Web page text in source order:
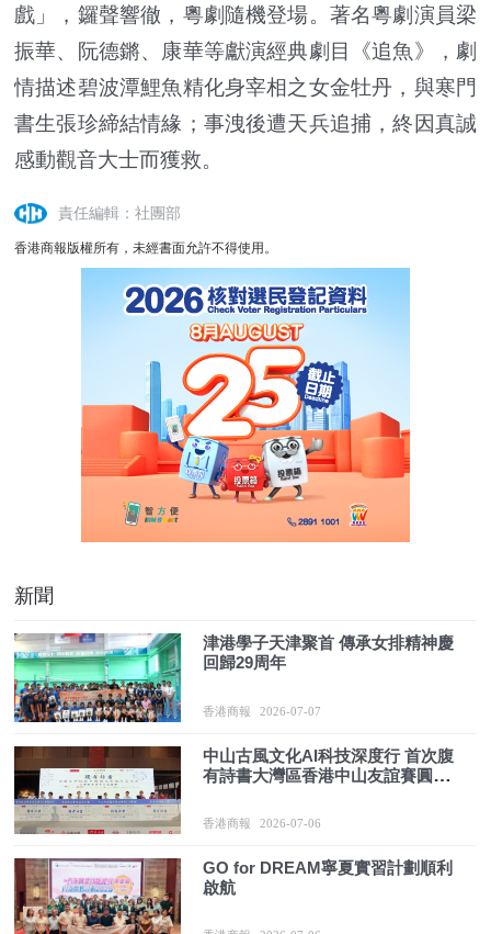
戲」，鑼聲響徹，粵劇隨機登場。著名粵劇演員梁
振華、阮德鏘、康華等獻演經典劇目《追魚》，劇
情描述碧波潭鯉魚精化身宰相之女金牡丹，與寒門
書生張珍締結情緣；事洩後遭天兵追捕，終因真誠
感動觀音大士而獲救。
責任編輯：社團部
香港商報版權所有，未經書面允許不得使用。
新聞
津港學子天津聚首 傳承女排精神慶
回歸29周年
香港商報 2026-07-07
中山古風文化AI科技深度行 首次腹
有詩書大灣區香港中山友誼賽圓滿
香港商報 2026-07-06
GO for DREAM寧夏實習計劃順利
啟航